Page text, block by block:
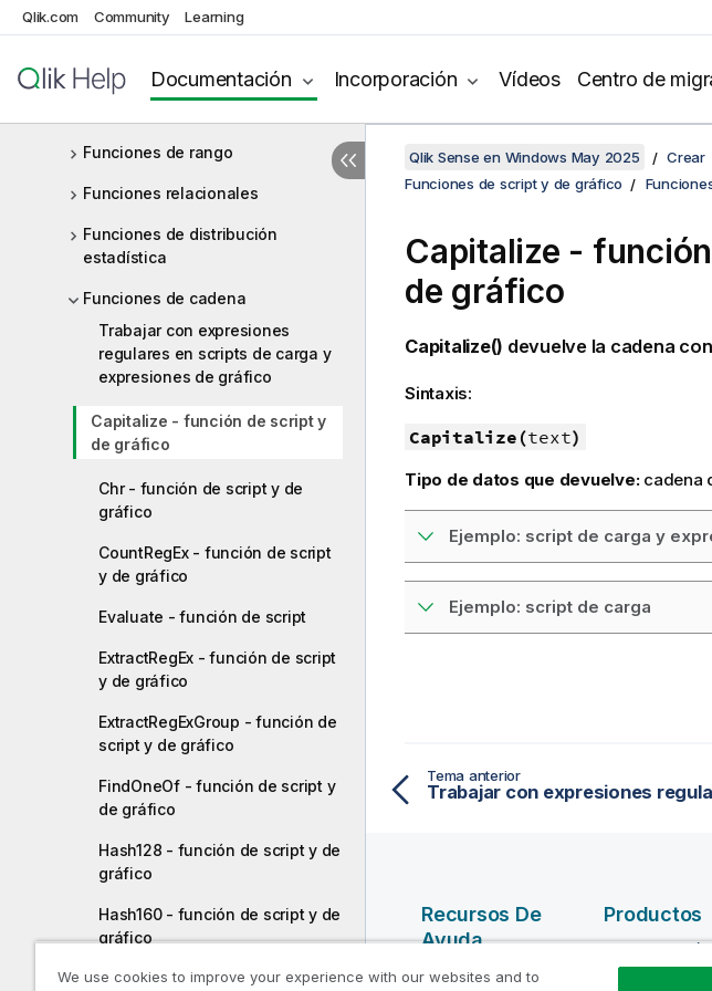
Qlik.com Community Learning
Documentación Incorporación Vídeos Centro de
Funciones de correspondencia
Funciones matemáticas
Funciones de rango
Funciones relacionales
Funciones de distribución
estadística
Funciones de cadena
Trabajar con expresiones
regulares en scripts de carga y
expresiones de gráfico
Capitalize - función de script y
de gráfico
Chr - función de script y de
gráfico
CountRegEx - función de script
y de gráfico
Evaluate - función de script
ExtractRegEx - función de script
y de gráfico
ExtractRegExGroup - función de
script y de gráfico
FindOneOf - función de script y
de gráfico
Hash128 - función de script y de
gráfico
Hash160 - función de script y de
gráfico
Hash256 - función de script y
Qlik Sense en Windows May 2025 Crear
Funciones de script y de gráfico
Capitalize -
de gráfico
Capitalize() devuelve la cadena
Sintaxis:
Capitalize(text)
Tipo de datos que devuelve: cadena
Ejemplo: script de carga y
Ejemplo: script de carga
Tema anterior
Recursos De
Ayuda
Vídeos de ayuda
Productos
CALIDAD DE
We use cookies to improve your experience with our websites and to